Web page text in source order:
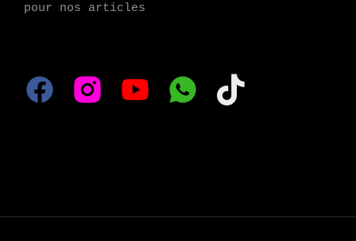
pour nos articles